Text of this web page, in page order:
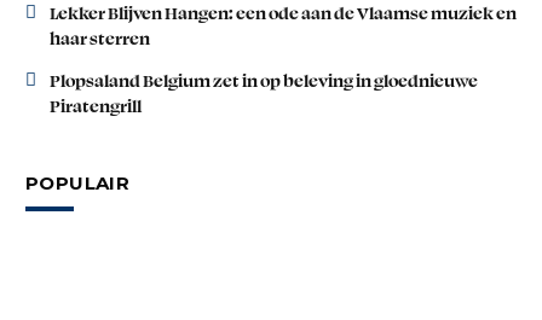
Lekker Blijven Hangen: een ode aan de Vlaamse muziek en
haar sterren
Plopsaland Belgium zet in op beleving in gloednieuwe
Piratengrill
POPULAIR